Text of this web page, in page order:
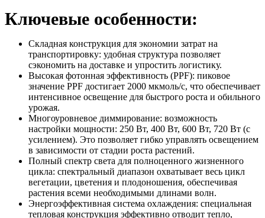
Ключевые особенности:
Складная конструкция для экономии затрат на
транспортировку: удобная структура позволяет
сэкономить на доставке и упростить логистику.
Высокая фотонная эффективность (PPF): пиковое
значение PPF достигает 2000 мкмоль/с, что обеспечивает
интенсивное освещение для быстрого роста и обильного
урожая.
Многоуровневое диммирование: возможность
настройки мощности: 250 Вт, 400 Вт, 600 Вт, 720 Вт (с
усилением). Это позволяет гибко управлять освещением
в зависимости от стадии роста растений.
Полный спектр света для полноценного жизненного
цикла: спектральный диапазон охватывает весь цикл
вегетации, цветения и плодоношения, обеспечивая
растения всеми необходимыми длинами волн.
Энергоэффективная система охлаждения: специальная
тепловая конструкция эффективно отводит тепло,